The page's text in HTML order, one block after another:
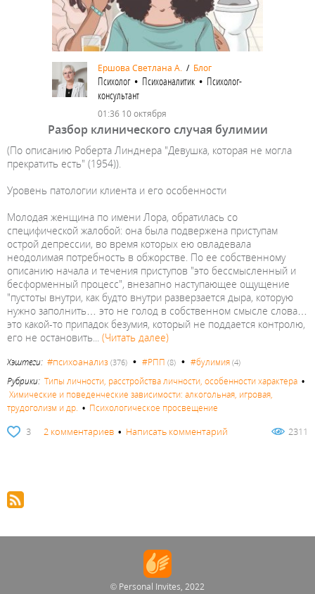
Ершова Светлана A. / Блог
Психолог • Психоаналитик • Психолог-
консультант
01:36 10 октября
Разбор клинического случая булимии
(По описанию Роберта Линднера "Девушка, которая не могла
прекратить есть" (1954)).
Уровень патологии клиента и его особенности
Молодая женщина по имени Лора, обратилась со
специфической жалобой: она была подвержена приступам
острой депрессии, во время которых ею овладевала
неодолимая потребность в обжорстве. По ее собственному
описанию начала и течения приступов "это бессмысленный и
бесформенный процесс", внезапно наступающее ощущение
"пустоты внутри, как будто внутри разверзается дыра, которую
нужно заполнить… это не голод в собственном смысле слова…
это какой-то припадок безумия, который не поддается контролю,
его не остановить... (Читать далее)
Хэштеги: #психоанализ (376) • #РПП (8) • #булимия (4)
Рубрики: Типы личности, расстройства личности, особенности характера •
Химические и поведенческие зависимости: алкогольная, игровая,
трудоголизм и др. • Психологическое просвещение
3 2 комментариев • Написать комментарий 2311
© Personal Invites, 2022